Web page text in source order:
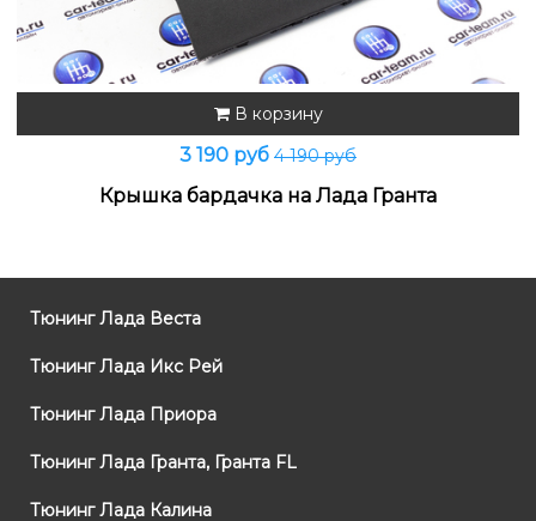
В корзину
3 190 руб 4 190 руб
Крышка бардачка на Лада Гранта
Тюнинг Лада Веста
Тюнинг Лада Икс Рей
Тюнинг Лада Приора
Тюнинг Лада Гранта, Гранта FL
Тюнинг Лада Калина